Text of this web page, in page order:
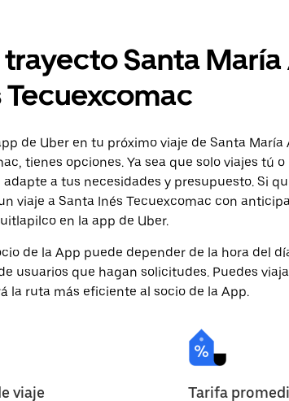
trayecto Santa
Tecuexcomac
de Uber en tu próximo viaje de Santa
tienes opciones. Ya sea que solo viajes tú
adapte a tus necesidades y presupuesto. Si
viaje a Santa Inés Tecuexcomac con
en la app de Uber.
de la App puede depender de la hora del
usuarios que hagan solicitudes. Puedes
la ruta más eficiente al socio de la App.
viaje Tarifa